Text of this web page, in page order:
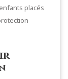
placés